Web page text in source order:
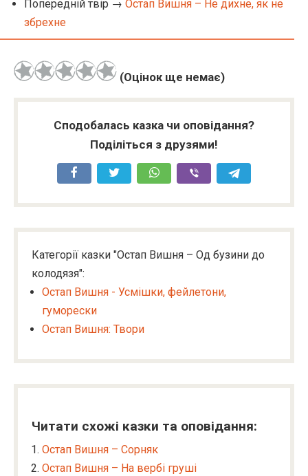
Попередній твір → Остап Вишня – Не дихне, як не
збрехне
(Оцінок ще немає)
Сподобалась казка чи оповідання?
Поділіться з друзями!
Категорії казки "Остап Вишня – Од бузини до
колодязя":
Остап Вишня - Усмішки, фейлетони,
гуморески
Остап Вишня: Твори
Читати схожі казки та оповідання:
Остап Вишня – Сорняк
Остап Вишня – На вербі груші